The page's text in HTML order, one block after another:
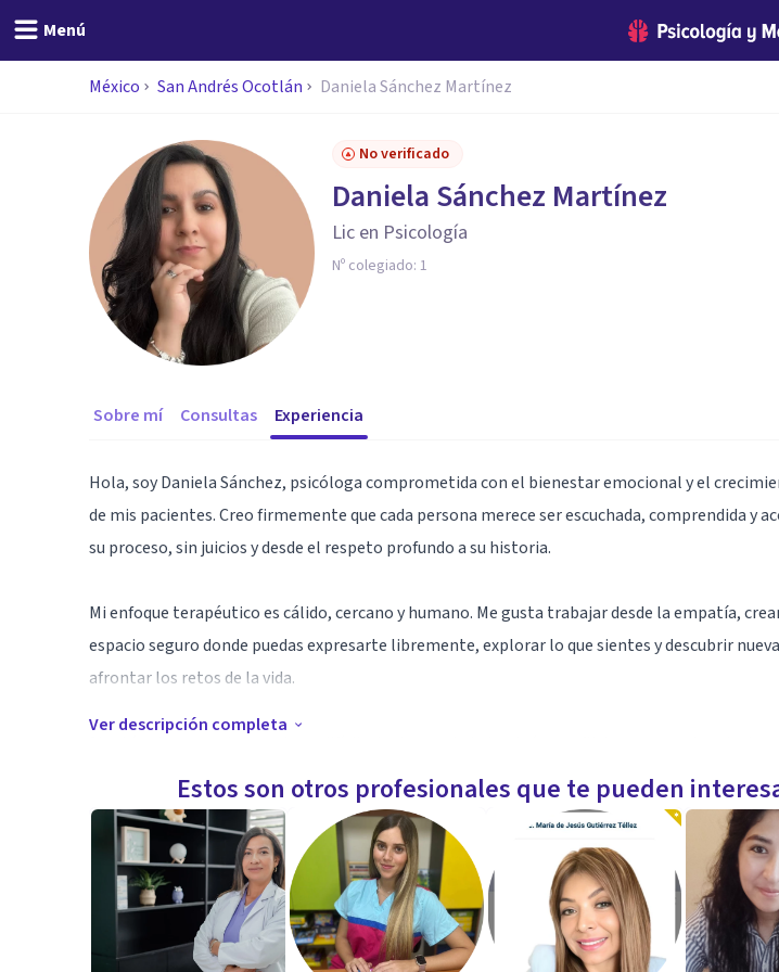
Menú
México San Andrés Ocotlán Daniela Sánchez Martínez
No verificado
Daniela Sánchez Martínez
Lic en Psicología
Nº colegiado: 1
Sobre mí Consultas Experiencia
Hola, soy Daniela Sánchez, psicóloga comprometida con el bienestar emocional y el
de mis pacientes. Creo firmemente que cada persona merece ser escuchada, comprendida y
su proceso, sin juicios y desde el respeto profundo a su historia.
Mi enfoque terapéutico es cálido, cercano y humano. Me gusta trabajar desde la empatía,
espacio seguro donde puedas expresarte libremente, explorar lo que sientes y descubrir
afrontar los retos de la vida.
problemas de pareja, dependencia emocional o simplemente quieres mejorar tu calidad de
estoy aquí para acompañarte.
Especialidad
Me especializo en el acompañamiento emocional a adultos, mujeres en procesos de cambio
personas que han vivido relaciones tóxicas o experiencias de manipulación emocional,
divorcios, enfermedades, así como en el manejo de ansiedad, autoestima y orientación en
Ver descripción completa
Estos son otros profesionales que te pueden